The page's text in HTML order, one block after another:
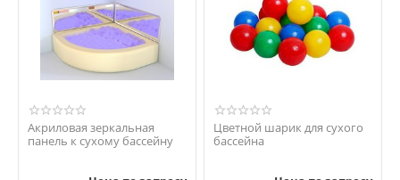
Акриловая зеркальная
панель к сухому бассейну
Цветной шарик для сухого
бассейна